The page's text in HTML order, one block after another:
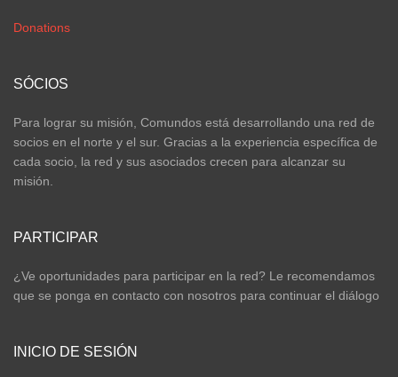
Donations
SÓCIOS
Para lograr su misión, Comundos está desarrollando una red de
socios en el norte y el sur. Gracias a la experiencia específica de
cada socio, la red y sus asociados crecen para alcanzar su
misión.
PARTICIPAR
¿Ve oportunidades para participar en la red? Le recomendamos
que se ponga en contacto con nosotros para continuar el diálogo
INICIO DE SESIÓN